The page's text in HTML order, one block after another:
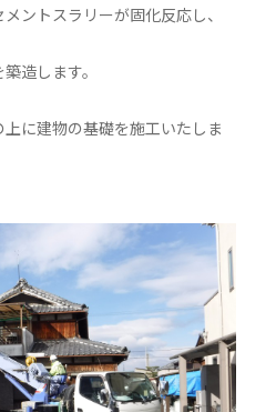
ントスラリーが固化反応し、
造します。
に建物の基礎を施工いたしま